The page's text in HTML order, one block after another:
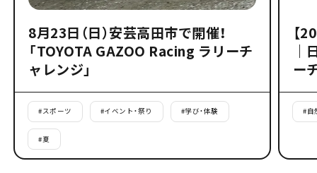
8月23日（日）安芸高田市で開催！
「TOYOTA GAZOO Racing ラリーチ
ャレンジ」
#スポーツ #イベント・祭り #学び・体験
#夏
【
｜
ー
#自